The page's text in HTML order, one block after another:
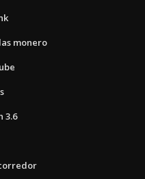
monero
3.6